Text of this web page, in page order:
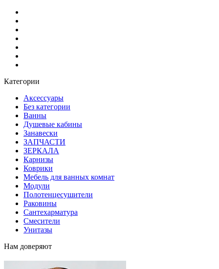
Категории
Аксессуары
Без категории
Ванны
Душевые кабины
Занавески
ЗАПЧАСТИ
ЗЕРКАЛА
Карнизы
Коврики
Мебель для ванных комнат
Модули
Полотенцесушители
Раковины
Сантехарматура
Смесители
Унитазы
Нам доверяют